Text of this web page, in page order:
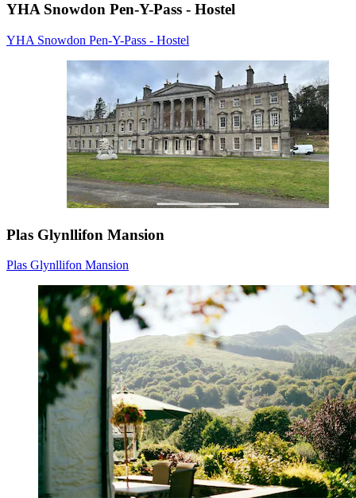
YHA Snowdon Pen-Y-Pass - Hostel
YHA Snowdon Pen-Y-Pass - Hostel
Plas Glynllifon Mansion
Plas Glynllifon Mansion